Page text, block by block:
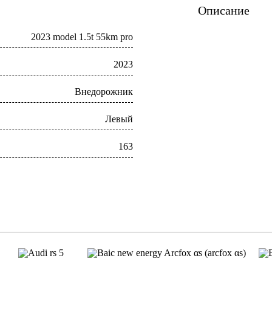
2023 model 1.5t 55km pro
2023
Внедорожник
Левый
163
Описание